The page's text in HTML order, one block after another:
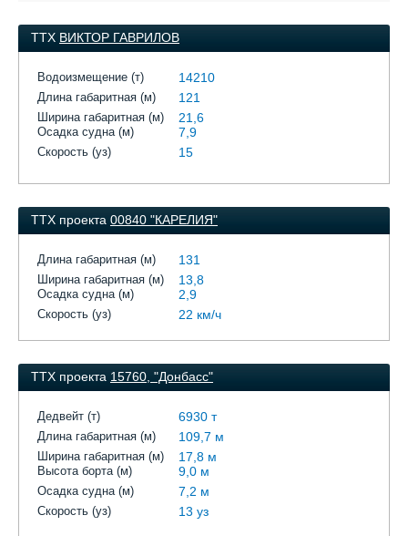
ТТХ ВИКТОР ГАВРИЛОВ
Водоизмещение (т) 14210
Длина габаритная (м) 121
Ширина габаритная (м) 21,6
Осадка судна (м) 7,9
Скорость (уз) 15
ТТХ проекта 00840 "КАРЕЛИЯ"
Длина габаритная (м) 131
Ширина габаритная (м) 13,8
Осадка судна (м) 2,9
Скорость (уз) 22 км/ч
ТТХ проекта 15760, "Донбасс"
Дедвейт (т) 6930 т
Длина габаритная (м) 109,7 м
Ширина габаритная (м) 17,8 м
Высота борта (м) 9,0 м
Осадка судна (м) 7,2 м
Скорость (уз) 13 уз